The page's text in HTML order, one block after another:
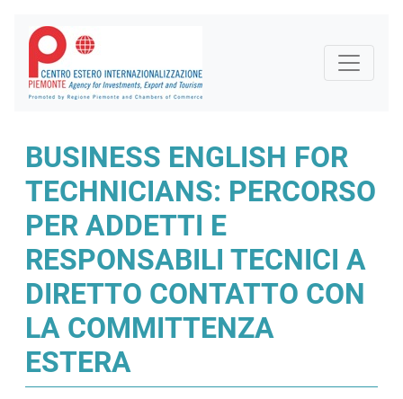
BUSINESS ENGLISH FOR
TECHNICIANS: PERCORSO
PER ADDETTI E
RESPONSABILI TECNICI A
DIRETTO CONTATTO CON
LA COMMITTENZA
ESTERA